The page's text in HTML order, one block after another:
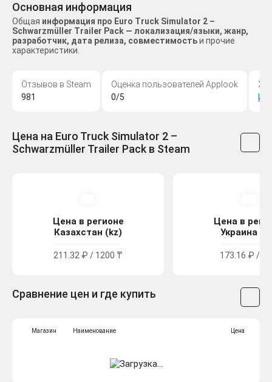
Основная информация
Общая информация про Euro Truck Simulator 2 –
Schwarzmüller Trailer Pack — локализация/языки, жанр,
разработчик, дата релиза, совместимостьи прочие
характеристики.
Отзывов в Steam
981
Оценка пользователей Applook
0/5
Цена на Euro Truck Simulator 2 –
Schwarzmüller Trailer Pack в Steam
Цена в регионе
Казахстан (kz)
211.32 ₽ / 1200 ₸
Цена в
Украина
173.16 ₽ /
Сравнение цен и где купить
Магазин Наименование Цена